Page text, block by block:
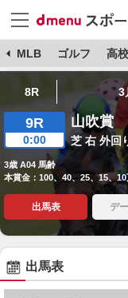
MLB ゴルフ 高
8R 3
9R
0:00
山吹賞
芝 右 外回
3歳 A04 馬齢
本賞金：100、40、25、15、10
出馬表 デ
出馬表